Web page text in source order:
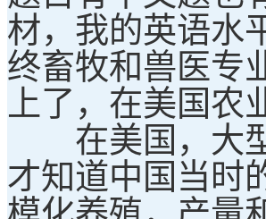
材，我的英语水
终畜牧和兽医专
上了，在美国
在美国，大型
才知道中国当时